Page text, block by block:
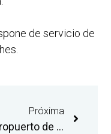
de servicio de
Próxima
El aeropuerto de Castellón refuerza a partir de esta semana la ruta de Londres con la incorporación de un cuarto vuelo semanal